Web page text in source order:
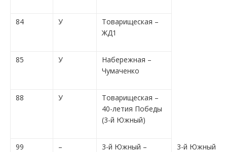
84 У
Товарищеская –
ЖД1
85 У
Набережная –
Чумаченко
88 У
Товарищеская –
40-летия Победы
(3-й Южный)
99 –
3-й Южный –
3-й Южный –